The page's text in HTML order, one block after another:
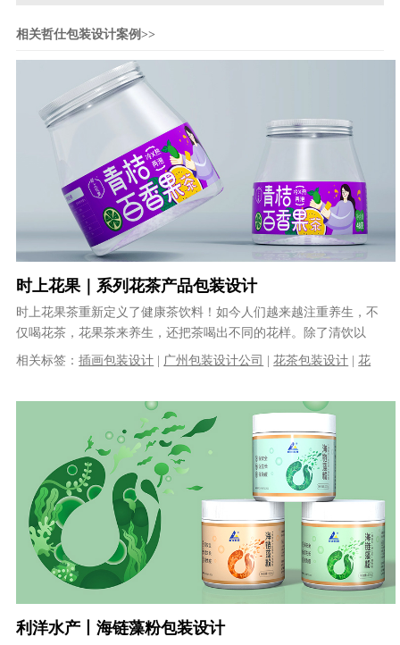
相关哲仕包装设计案例>>
时上花果｜系列花茶产品包装设计
时上花果茶重新定义了健康茶饮料！如今人们越来越注重养生，不
仅喝花茶，花果茶来养生，还把茶喝出不同的花样。除了清饮以
外，加入有益花草、果汁等调饮茶也深受......
相关标签：插画包装设计 广州包装设计公司 |花茶包装设计 |花
利洋水产丨海链藻粉包装设计